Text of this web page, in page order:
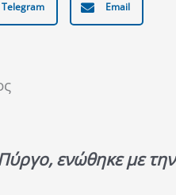
Telegram Email
ενώθηκε με την